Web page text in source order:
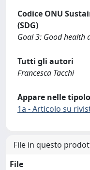
Codice ONU
(SDG)
Goal 3: Good health
Tutti gli autori
Francesca Tacchi
Appare nelle
1a - Articolo su
File in questo
File